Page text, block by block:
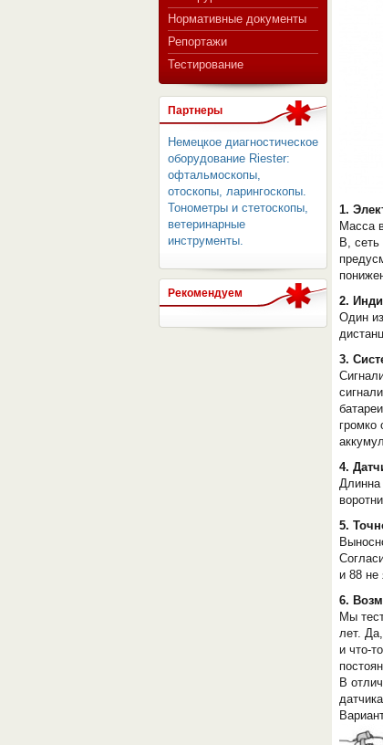
Нормативные документы
Репортажи
Тестирование
Партнеры
Немецкое диагностическое
оборудование Riester:
офтальмоскопы,
отоскопы, ларингоскопы.
Тонометры и стетоскопы,
ветеринарные
инструменты.
Рекомендуем
1.
Масса
В,
2.
Один
3.
громко
4.
Длинна
5.
и 88 не
6.
Мы
лет.
и что-
В